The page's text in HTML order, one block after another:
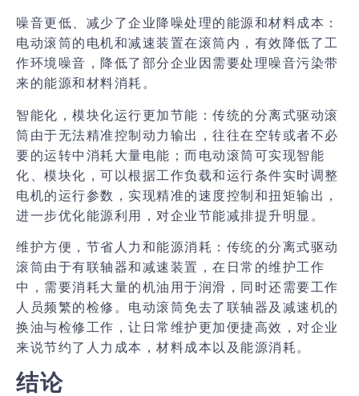
噪音更低、减少了企业降噪处理的能源和材料成本：
电动滚筒的电机和减速装置在滚筒内，有效降低了工
作环境噪音，降低了部分企业因需要处理噪音污染带
来的能源和材料消耗。
智能化，模块化运行更加节能： 传统的分离式驱动滚
筒由于无法精准控制动力输出，往往在空转或者不必
要的运转中消耗大量电能；而电动滚筒可实现智能
化、模块化，可以根据工作负载和运行条件实时调整
电机的运行参数，实现精准的速度控制和扭矩输出，
进一步优化能源利用，对企业节能减排提升明显。
维护方便，节省人力和能源消耗： 传统的分离式驱动
滚筒由于有联轴器和减速装置，在日常的维护工作
中，需要消耗大量的机油用于润滑，同时还需要工作
人员频繁的检修。电动滚筒免去了联轴器及减速机的
换油与检修工作，让日常维护更加便捷高效，对企业
来说节约了人力成本，材料成本以及能源消耗。
结论